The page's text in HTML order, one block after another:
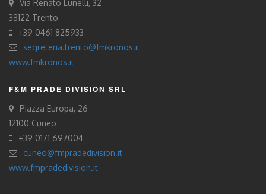
Via Renato Lunelli, 32
38122 Trento
+39 0461 825933
segreteria.trento@fmkronos.it
www.fmkronos.it
F&M PRADE DIVISION SRL
Piazza Europa, 26
12100 Cuneo
+39 0171 697004
cuneo@fmpradedivision.it
www.fmpradedivision.it